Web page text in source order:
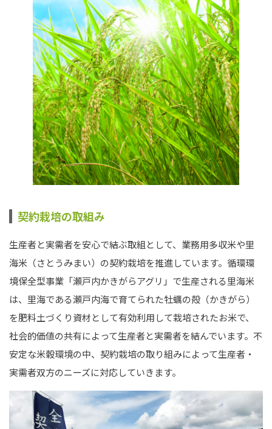
契約栽培の取組み
生産者と実需者を安心で結ぶ取組として、業務用多収米や里
海米（さとうみまい）の契約栽培を推進しています。循環環
境保全型事業「瀬戸内かきがらアグリ」で生産される里海米
は、里海である瀬戸内海で育てられた牡蠣の殻（かきがら）
を肥料土づくり資材として有効利用して栽培されたお米で、
社会的価値の共有によって生産者と実需者を結んでいます。不
安定な米穀環境の中、契約栽培の取り組みによって生産者・
実需者双方のニーズに対応していきます。